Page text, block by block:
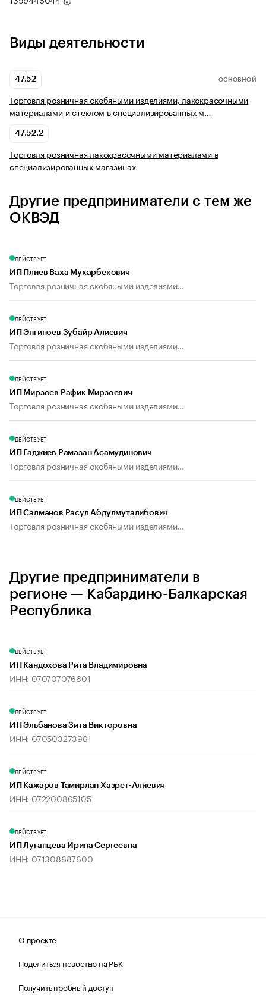
Виды деятельности
47.52 ОСНОВНОЙ
Торговля розничная скобяными изделиями, лакокрасочными
материалами и стеклом в специализированных м…
47.52.2
Торговля розничная лакокрасочными материалами в
специализированных магазинах
Другие предприниматели с тем же
ОКВЭД
ДЕЙСТВУЕТ
ИП Плиев Ваха Мухарбекович
Торговля розничная скобяными изделиями...
ДЕЙСТВУЕТ
ИП Энгиноев Зубайр Алиевич
Торговля розничная скобяными изделиями...
ДЕЙСТВУЕТ
ИП Мирзоев Рафик Мирзоевич
Торговля розничная скобяными изделиями...
ДЕЙСТВУЕТ
ИП Гаджиев Рамазан Асамудинович
Торговля розничная скобяными изделиями...
ДЕЙСТВУЕТ
ИП Салманов Расул Абдулмуталибович
Торговля розничная скобяными изделиями...
Другие предприниматели в
регионе — Кабардино-Балкарская
Республика
ДЕЙСТВУЕТ
ИП Кандохова Рита Владимировна
ИНН: 070707076601
ДЕЙСТВУЕТ
ИП Эльбанова Зита Викторовна
ИНН: 070503273961
ДЕЙСТВУЕТ
ИП Кажаров Тамирлан Хазрет-Алиевич
ИНН: 072200865105
ДЕЙСТВУЕТ
ИП Луганцева Ирина Сергеевна
ИНН: 071308687600
О проекте
Поделиться новостью на РБК
Получить пробный доступ